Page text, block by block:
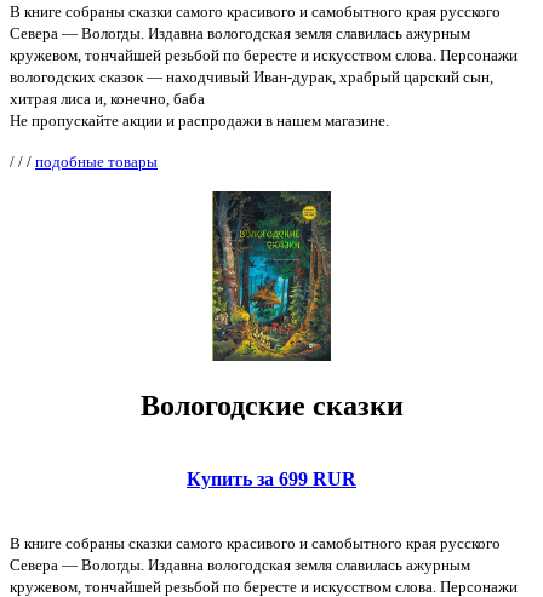
В книге собраны сказки самого красивого и самобытного края русского
Севера — Вологды. Издавна вологодская земля славилась ажурным
кружевом, тончайшей резьбой по бересте и искусством слова. Персонажи
вологодских сказок — находчивый Иван-дурак, храбрый царский сын,
хитрая лиса и, конечно, баба
Не пропускайте акции и распродажи в нашем магазине.
/ / / подобные товары
Вологодские сказки
Купить за 699 RUR
В книге собраны сказки самого красивого и самобытного края русского
Севера — Вологды. Издавна вологодская земля славилась ажурным
кружевом, тончайшей резьбой по бересте и искусством слова. Персонажи